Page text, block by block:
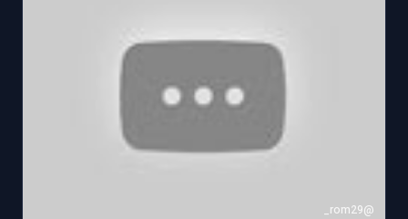
@rom29_